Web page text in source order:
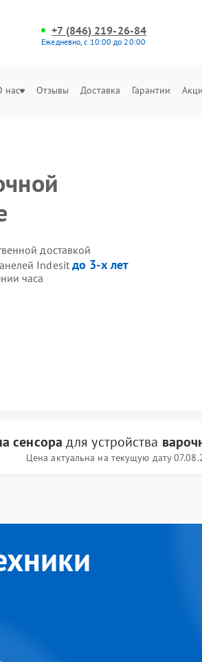
+7 (846) 219-26-84
Ежедневно, с 10:00 до 20:00
нас Отзывы Доставка Гарантии
доставкой
Indesit до 3-х лет
часа
сенсора для устройства
Цена актуальна на текущую дату